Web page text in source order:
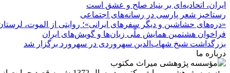
ایران، اتحادیه‌ای بر بنیاد صلح و عشق است
رستاخیز شعر پارسی در رسانه‌های اجتماعی
«دره‌های حشاشین و دیگر سفرهای ایرانی»؛ روایتی از الموت، لرستان
فراخوان هشتمین همایش ملّی زبان‌ها و گویش‌های ایران
بزرگداشت شیخ شهاب‌الدین سهروردی در سهرورد برگزار شد
درباره ما